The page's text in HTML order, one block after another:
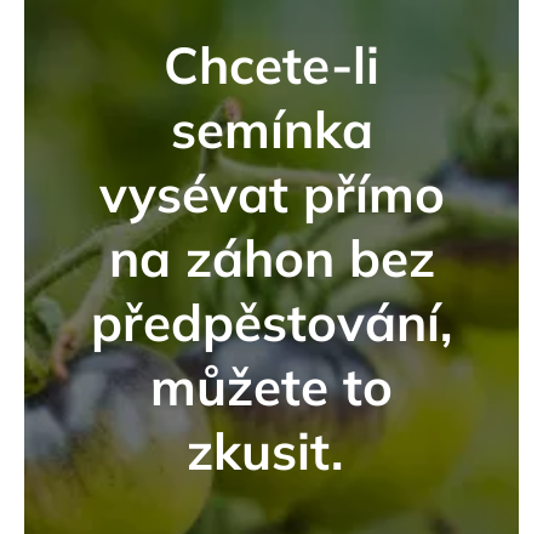
Chcete-li
semínka
vysévat přímo
na záhon bez
předpěstování,
můžete to
zkusit.